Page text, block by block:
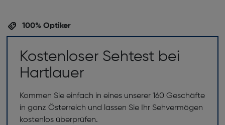
100% Optiker
Kostenloser Sehtest bei
Hartlauer
Kommen Sie einfach in eines unserer 160 Geschäfte
in ganz Österreich und lassen Sie Ihr Sehvermögen
kostenlos überprüfen.